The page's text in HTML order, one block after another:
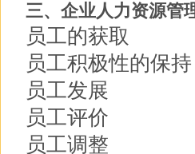
三、企业人力资源管
员工的获取
员工积极性的保持
员工发展
员工评价
员工调整